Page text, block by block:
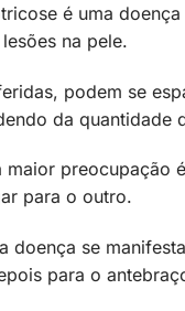
é uma
na pele.
podem se
da quantidade
maior preocupação
para o outro.
doença se
para o